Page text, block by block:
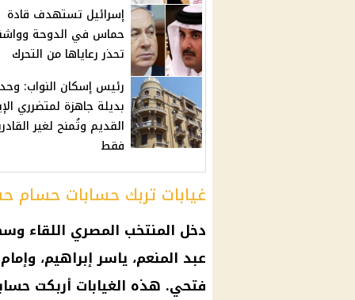
إسرائيل تستهدف قادة
حماس في الدوحة
تحذر رعاياها من التحرك
رئيس إسكان النواب:
بديلة جاهزة لمتضرري
القديم وتُمنح لغير
فقط
غيابات تربك حسابات حسام
دخل المنتخب المصري اللقاء
عبد المنعم، ياسر إبراهيم،
فتحي. هذه الغيابات أربكت